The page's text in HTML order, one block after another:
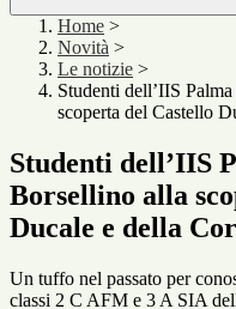
Home >
Novità >
Le notizie >
Studenti dell’IIS
scoperta del Castello
Studenti dell’IIS
Borsellino alla
Ducale e della
Un tuffo nel passato per
classi 2 C AFM e 3 A SIA